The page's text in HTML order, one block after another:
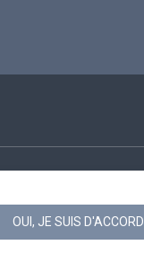
OUI, JE SUIS D'ACCORD